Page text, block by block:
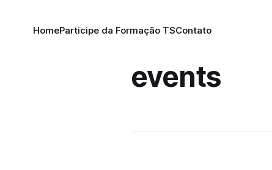
HomeParticipe da Formação TSContato
events